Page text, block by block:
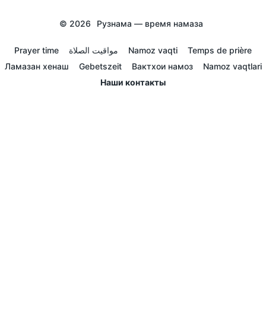
© 2026 Рузнама — время намаза
Prayer time مواقيت الصلاة Namoz vaqti
Temps de prière
Ламазан хенаш
Gebetszeit Вактхои намоз
Namoz vaqtlari
Наши контакты